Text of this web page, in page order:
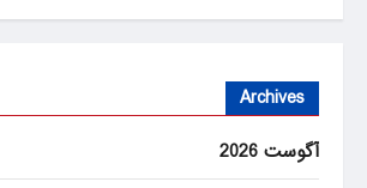
Archives
آگوست 2026